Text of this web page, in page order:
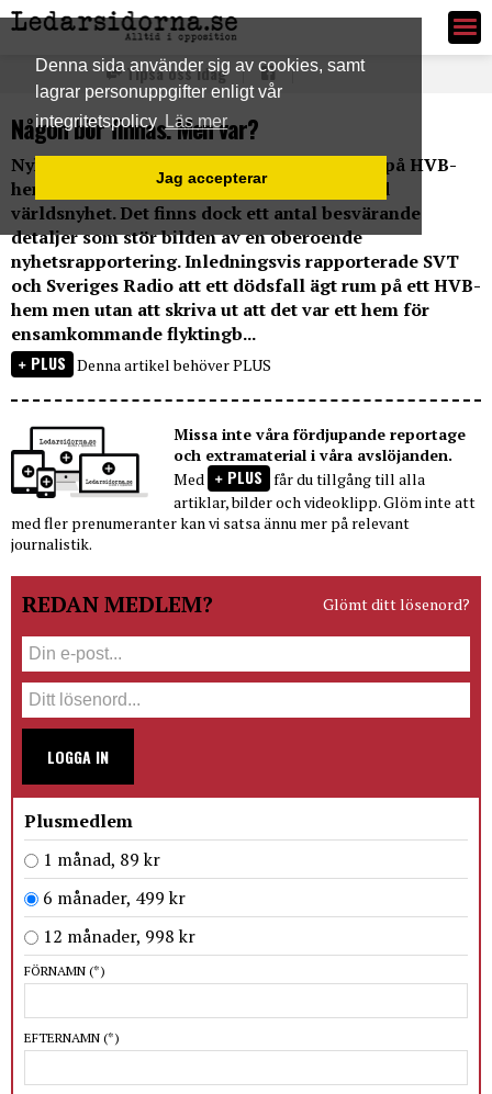
Denna sida använder sig av cookies, samt
lagrar personuppgifter enligt vår
integritetspolicy Läs mer
Jag accepterar
Ledarsidorna.se
Tipsa oss idag
Någon bör finnas. Men var?
Nyheten om den mördade 22-åriga kvinnan på HVB-
hemmet i Mölndal blev snabbt en detaljerad
världsnyhet. Det finns dock ett antal besvärande
detaljer som stör bilden av en oberoende
nyhetsrapportering. Inledningsvis rapporterade SVT
och Sveriges Radio att ett dödsfall ägt rum på ett HVB-
hem men utan att skriva ut att det var ett hem för
ensamkommande flyktingb...
PLUS Denna artikel behöver PLUS
Missa inte våra fördjupande reportage
och extramaterial i våra avslöjanden.
Med
PLUS får du tillgång till alla
artiklar, bilder och videoklipp. Glöm inte att
med fler prenumeranter kan vi satsa ännu mer på relevant
journalistik.
REDAN MEDLEM? Glömt ditt lösenord?
LOGGA IN
Plusmedlem
1 månad, 89 kr
6 månader, 499 kr
12 månader, 998 kr
FÖRNAMN (*)
EFTERNAMN (*)